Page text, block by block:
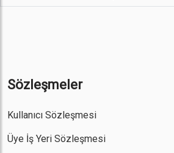
Sözleşmeler
Kullanıcı Sözleşmesi
Üye İş Yeri Sözleşmesi